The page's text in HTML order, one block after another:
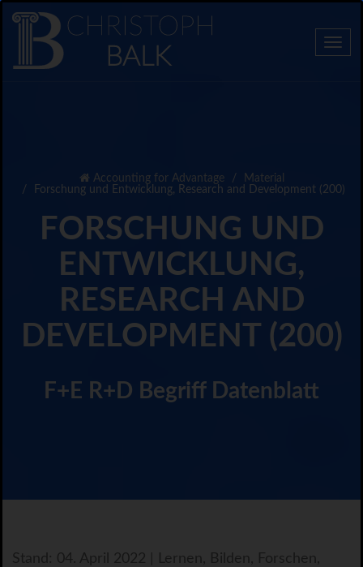
Accounting for Advantage
Material
Forschung und Entwicklung, Research and Development (200)
FORSCHUNG UND
ENTWICKLUNG,
RESEARCH AND
DEVELOPMENT (200)
F+E R+D Begriff Datenblatt
Stand: 04. April 2022 | Lernen, Bilden, Forschen,